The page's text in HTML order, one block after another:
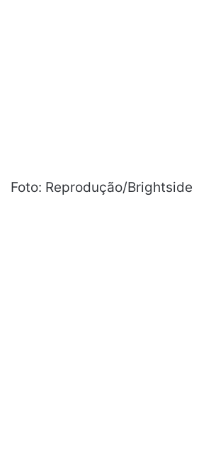
Foto: Reprodução/Brightside